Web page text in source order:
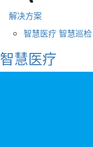
解决方案
智慧医疗 智慧巡检
智慧医疗